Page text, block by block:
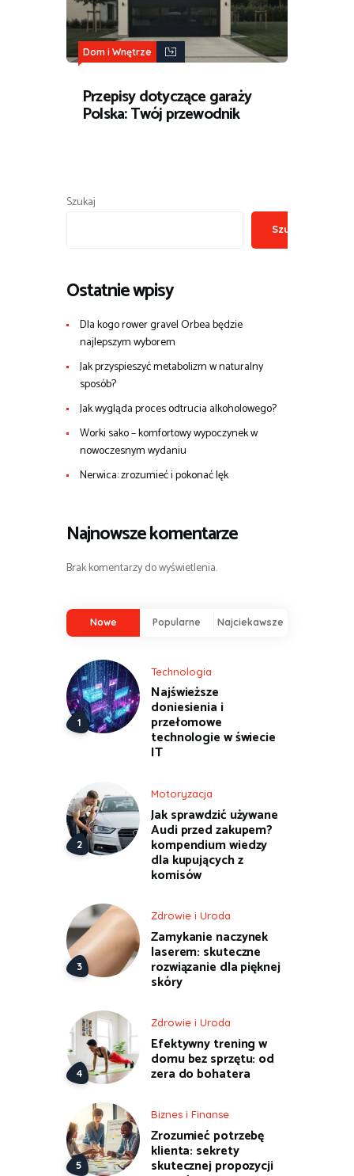
Dom i Wnętrze
Przepisy dotyczące garaży
Polska: Twój przewodnik
Szukaj
Szukaj
Ostatnie wpisy
Dla kogo rower gravel Orbea będzie
najlepszym wyborem
Jak przyspieszyć metabolizm w naturalny
sposób?
Jak wygląda proces odtrucia alkoholowego?
Worki sako – komfortowy wypoczynek w
nowoczesnym wydaniu
Nerwica: zrozumieć i pokonać lęk
Najnowsze komentarze
Brak komentarzy do wyświetlenia.
Nowe Popularne Najciekawsze
Technologia
Najświeższe
doniesienia i
przełomowe
technologie w świecie
IT
Motoryzacja
Jak sprawdzić używane
Audi przed zakupem?
kompendium wiedzy
dla kupujących z
komisów
Zdrowie i Uroda
Zamykanie naczynek
laserem: skuteczne
rozwiązanie dla pięknej
skóry
Zdrowie i Uroda
Efektywny trening w
domu bez sprzętu: od
zera do bohatera
Biznes i Finanse
Zrozumieć potrzebę
klienta: sekrety
skutecznej propozycji